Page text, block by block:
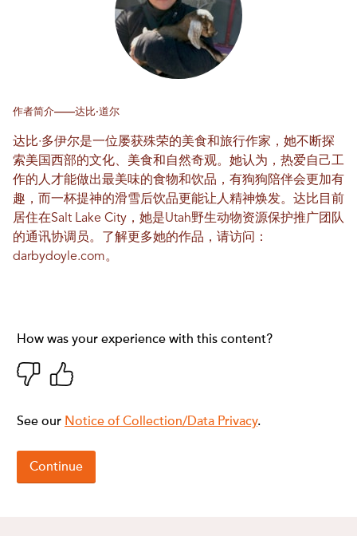
作者简介——达比·道尔
达比·多伊尔是一位屡获殊荣的美食和旅行作家，她不断探
索美国西部的文化、美食和自然奇观。她认为，热爱自己工
作的人才能做出最美味的食物和饮品，有狗狗陪伴会更加有
趣，而一杯提神的滑雪后饮品更能让人精神焕发。达比目前
居住在Salt Lake City，她是Utah野生动物资源保护推广团队
的通讯协调员。了解更多她的作品，请访问：
darbydoyle.com。